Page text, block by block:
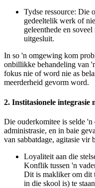
Tydse ressource: Die
gedeeltelik werk of
geleenthede en
uitgesluit.
In so 'n omgewing kom
onbillikke behandeling van
fokus nie of word nie as
meerderheid gevorm word.
2. Institasionele integrasie
Die ouderkomitee is selde
administrasie, en in baie
van sabbatdage, agitasie vir
Loyaliteit aan die
Konflik tussen 'n
Dit is makliker om dit
in die skool is) te